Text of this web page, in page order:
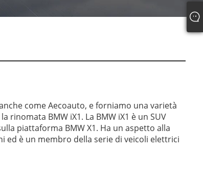
come Aecoauto, e forniamo una varietà
rinomata BMW iX1. La BMW iX1 è un SUV
piattaforma BMW X1. Ha un aspetto alla
ed è un membro della serie di veicoli elettrici